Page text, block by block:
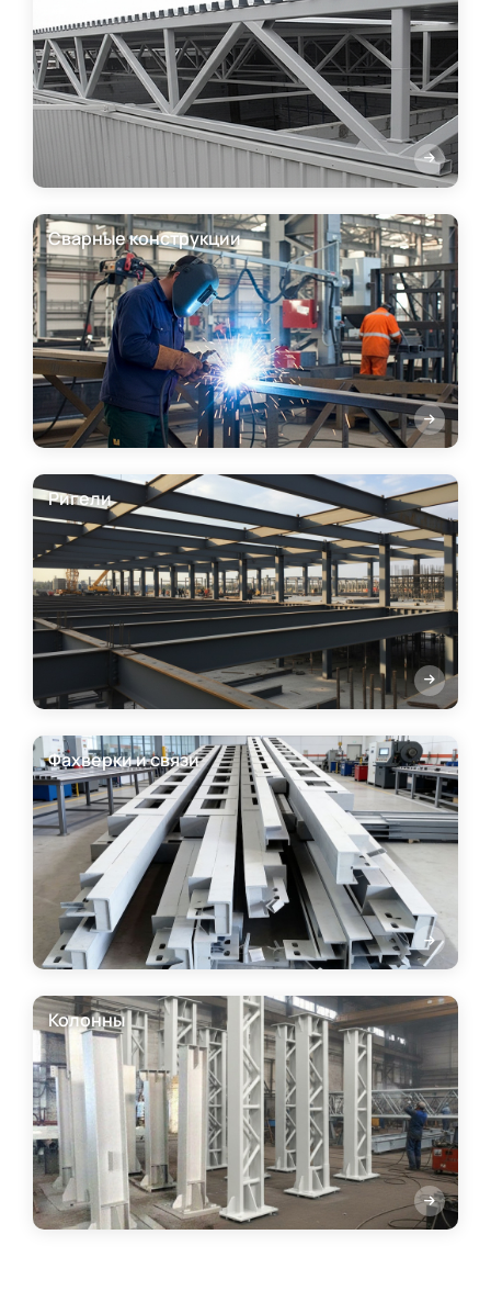
Сварные конструкции
Ригели
Фахверки и связи
Колонны